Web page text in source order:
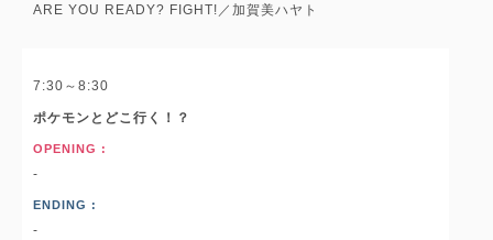
ARE YOU READY? FIGHT!／加賀美ハヤト
7:30～8:30
ポケモンとどこ行く！？
OPENING :
-
ENDING :
-